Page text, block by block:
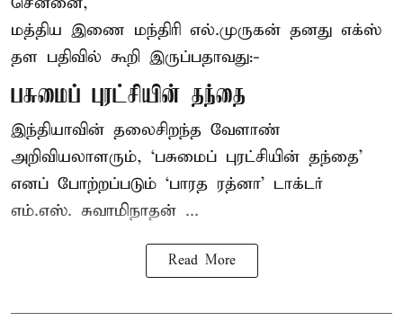
மத்திய இணை மந்திரி எல்.முருகன் தனது எக்ஸ்
தள பதிவில் கூறி இருப்பதாவது:-
பசுமைப் புரட்சியின் தந்தை
இந்தியாவின் தலைசிறந்த வேளாண்
அறிவியலாளரும், ‘பசுமைப் புரட்சியின் தந்தை’
எனப் போற்றப்படும் ‘பாரத ரத்னா’ டாக்டர்
எம்.எஸ். சுவாமிநாதன் ...
Read More